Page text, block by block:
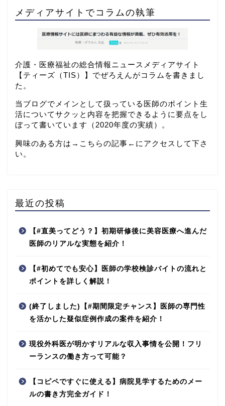
メディアサイトでコラムの執筆
介護・医療福祉の総合情報ニュースメディアサイト
【 ティーズ（TIS）
】でぜろえんがコラムを書きまし
た。
当ブログでメインとして扱っている医師のポイント生
活についてサクッと内容を把握できるように要点をし
ぼって書いています（2020年度の実績）。
興味のある方は→ こちらの記事 ←にアクセスして下さ
い。
最近の投稿
【#直美ってどう？】初期研修後に美容医療へ進んだ
医師のリアルな実態を紹介！
【#初めてでも安心】医師の学校検診バイトの流れと
ポイントを詳しく解説！
(終了しました)【#期間限定チャンス】医師の専門性
を活かした疑似症例作成の案件を紹介！
現役外科医が明かすリアルな収入事情を公開！フリ
ーランスの働き方って可能？
【コピペですぐに使える】病院見学するためのメー
ルの書き方完全ガイド！